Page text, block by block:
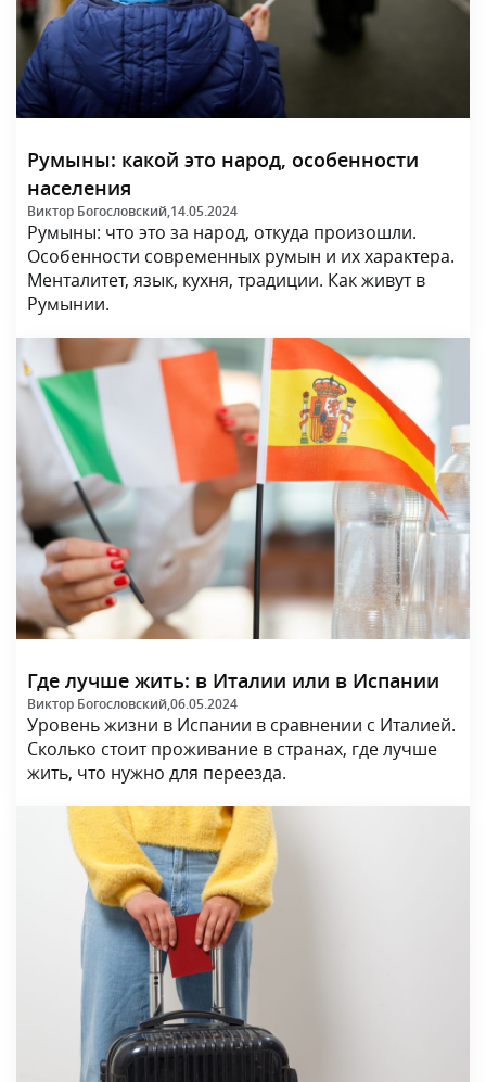
Румыны: какой это народ, особенности
населения
Виктор Богословский,14.05.2024
Румыны: что это за народ, откуда произошли.
Особенности современных румын и их характера.
Менталитет, язык, кухня, традиции. Как живут в
Румынии.
Где лучше жить: в Италии или в Испании
Виктор Богословский,06.05.2024
Уровень жизни в Испании в сравнении с Италией.
Сколько стоит проживание в странах, где лучше
жить, что нужно для переезда.